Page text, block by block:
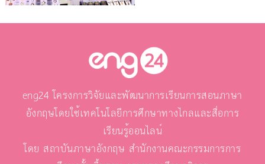
eng24 โครงการวิจัยและพัฒนาการเรียนการสอนภาษา
อังกฤษโดยใช้เทคโนโลยีการศึกษาทางไกลและสื่อการ
เรียนรู้ออนไลน์
โดย สถาบันภาษาอังกฤษ สำนักงานคณะกรรมการการ